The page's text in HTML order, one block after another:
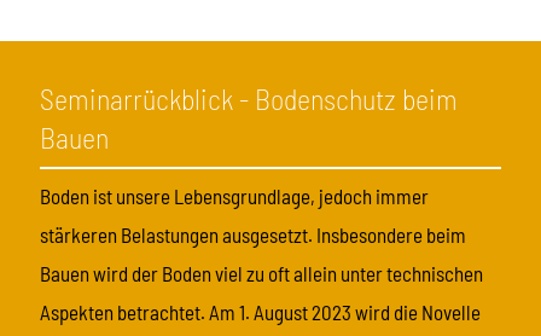
Seminarrückblick - Bodenschutz beim
Bauen
Boden ist unsere Lebensgrundlage, jedoch immer
stärkeren Belastungen ausgesetzt. Insbesondere beim
Bauen wird der Boden viel zu oft allein unter technischen
Aspekten betrachtet. Am 1. August 2023 wird die Novelle